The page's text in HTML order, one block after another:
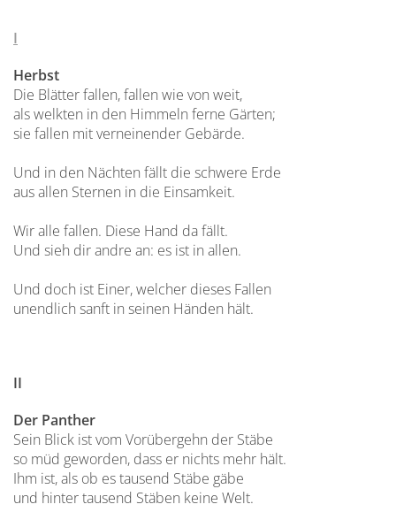
I
Herbst
Die Blätter fallen, fallen wie von weit,
als welkten in den Himmeln ferne Gärten;
sie fallen mit verneinender Gebärde.
Und in den Nächten fällt die schwere Erde
aus allen Sternen in die Einsamkeit.
Wir alle fallen. Diese Hand da fällt.
Und sieh dir andre an: es ist in allen.
Und doch ist Einer, welcher dieses Fallen
unendlich sanft in seinen Händen hält.
II
Der Panther
Sein Blick ist vom Vorübergehn der Stäbe
so müd geworden, dass er nichts mehr hält.
Ihm ist, als ob es tausend Stäbe gäbe
und hinter tausend Stäben keine Welt.